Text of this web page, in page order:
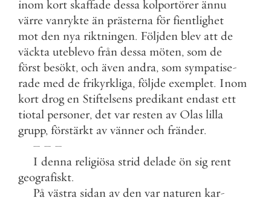
inom kort skaffade dessa kolportörer ännu
värre vanrykte än prästerna för fientlighet
mot den nya riktningen. Följden blev att de
väckta uteblevo från dessa möten, som de
först besökt, och även andra, som sympatise-
rade med de frikyrkliga, följde exemplet. Inom
kort drog en Stiftelsens predikant endast ett
tiotal personer, det var resten av Olas lilla
grupp, förstärkt av vänner och fränder.
– – –
I denna religiösa strid delade ön sig rent
geografiskt.
På västra sidan av den var naturen kar-